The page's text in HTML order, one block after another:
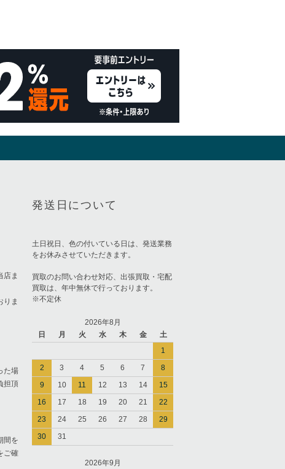
店ま
りま
た場
担頂
間を
ご確
発送日について
土日祝日、色の付いている日は、発送業務
をお休みさせていただきます。
買取のお問い合わせ対応、出張買取・宅配
買取は、年中無休で行っております。
※不定休
2026年8月
日
月 火 水 木 金
土
1
2
3 4 5 6 7
8
9
10 11 12 13 14
15
16
17 18 19 20 21
22
23
24 25 26 27 28
29
30
31
2026年9月